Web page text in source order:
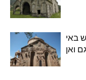
באי
ואן